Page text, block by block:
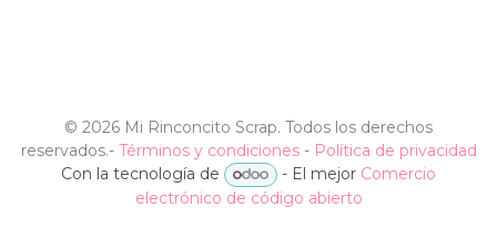
© 2026 Mi Rinconcito Scrap. Todos los derechos
reservados.- Términos y condiciones- Política de privacidad
Con la tecnología de
- El mejor Comercio
electrónico de código abierto